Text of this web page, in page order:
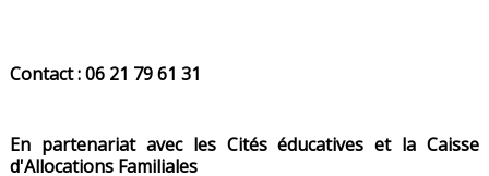
Contact : 06 21 79 61 31
En partenariat avec les Cités éducatives et la Caisse
d'Allocations Familiales